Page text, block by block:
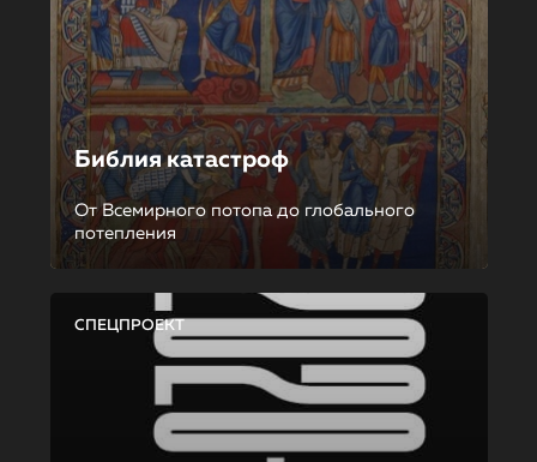
Библия катастроф
От Всемирного потопа до глобального
потепления
СПЕЦПРОЕКТ